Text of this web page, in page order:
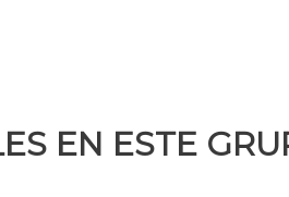
EN ESTE